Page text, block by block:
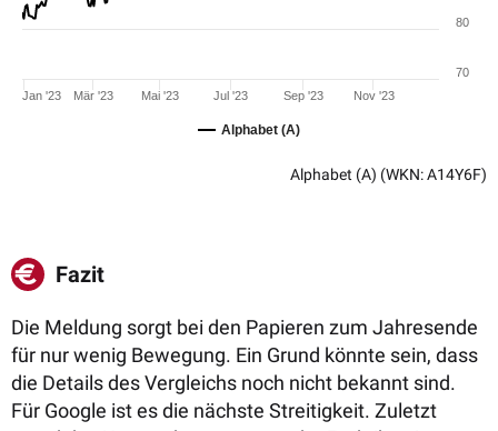
Alphabet (A)
Jan '23 Mär '23 Mai '23 Jul '23 Sep '23 Nov '23
70
80
Alphabet (A) (WKN: A14Y6F)
Fazit
Die Meldung sorgt bei den Papieren zum Jahresende
für nur wenig Bewegung. Ein Grund könnte sein, dass
die Details des Vergleichs noch nicht bekannt sind.
Für Google ist es die nächste Streitigkeit. Zuletzt